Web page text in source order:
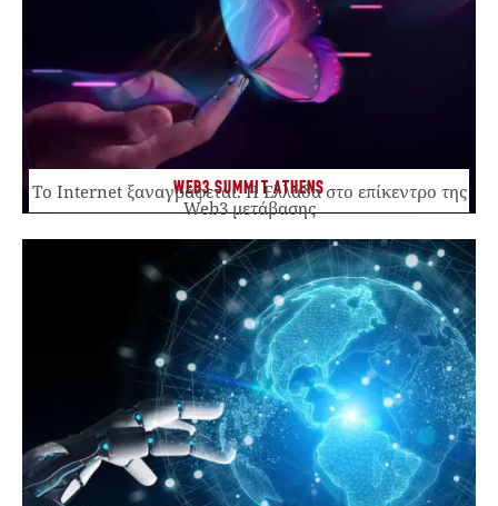
WEB3 SUMMIT ATHENS
Το Internet ξαναγράφεται. Η Ελλάδα στο επίκεντρο της
Web3 μετάβασης